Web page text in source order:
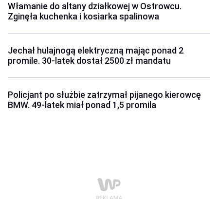
Włamanie do altany działkowej w Ostrowcu.
Zginęła kuchenka i kosiarka spalinowa
Jechał hulajnogą elektryczną mając ponad 2
promile. 30-latek dostał 2500 zł mandatu
Policjant po służbie zatrzymał pijanego kierowcę
BMW. 49-latek miał ponad 1,5 promila